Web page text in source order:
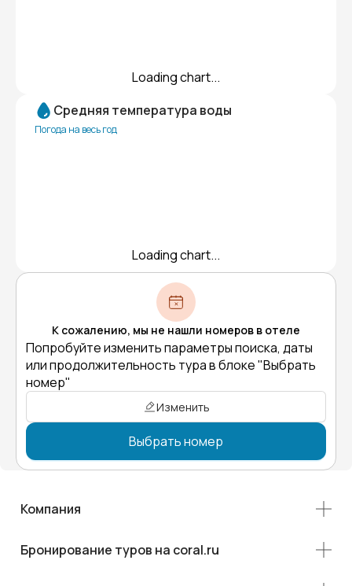
Loading chart...
Средняя температура воды
Погода на весь год
Loading chart...
К сожалению, мы не нашли номеров в отеле
Попробуйте изменить параметры поиска, даты
или продолжительность тура в блоке "Выбрать
номер"
Изменить
Выбрать номер
Компания
Бронирование туров на coral.ru